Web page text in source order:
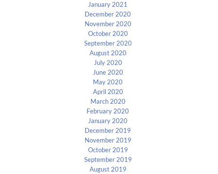
January 2021
December 2020
November 2020
October 2020
September 2020
August 2020
July 2020
June 2020
May 2020
April 2020
March 2020
February 2020
January 2020
December 2019
November 2019
October 2019
September 2019
August 2019